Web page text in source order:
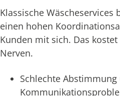
Klassische Wäscheservices
einen hohen
Kunden mit sich. Das
Nerven.
Schlechte Abstimmung